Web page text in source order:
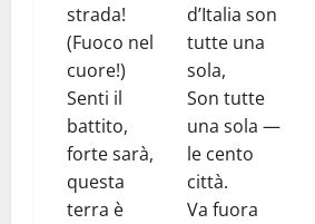
strada!
(Fuoco nel
cuore!)
Senti il
battito,
forte sarà,
questa
terra è
d’Italia son
tutte una
sola,
Son tutte
una sola —
le cento
città.
Va fuora